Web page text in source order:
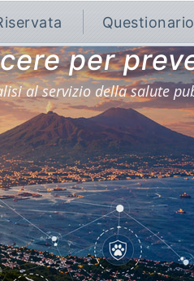
per
al servizio della salute